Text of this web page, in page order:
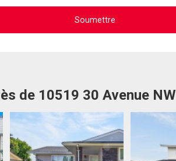
de 10519 30 Avenue NW